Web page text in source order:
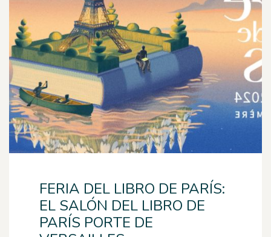
FERIA DEL LIBRO DE PARÍS:
EL SALÓN DEL LIBRO DE
PARÍS PORTE DE